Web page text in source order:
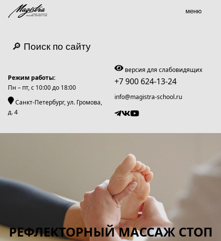
🔎 Поиск по сайту
Режим работы:
Пн – пт, c 10:00 до 18:00
Санкт-Петербург, ул. Громова,
д. 4
версия для слабовидящих
+7 900 624-13-24
info@magistra-school.ru
меню
РЕФЛЕКТОРНЫЙ МАССАЖ СТОП